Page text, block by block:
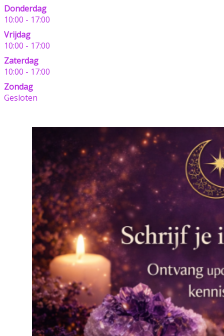
Donderdag
10:00 - 17:00
Vrijdag
10:00 - 17:00
Zaterdag
10:00 - 17:00
Zondag
Gesloten